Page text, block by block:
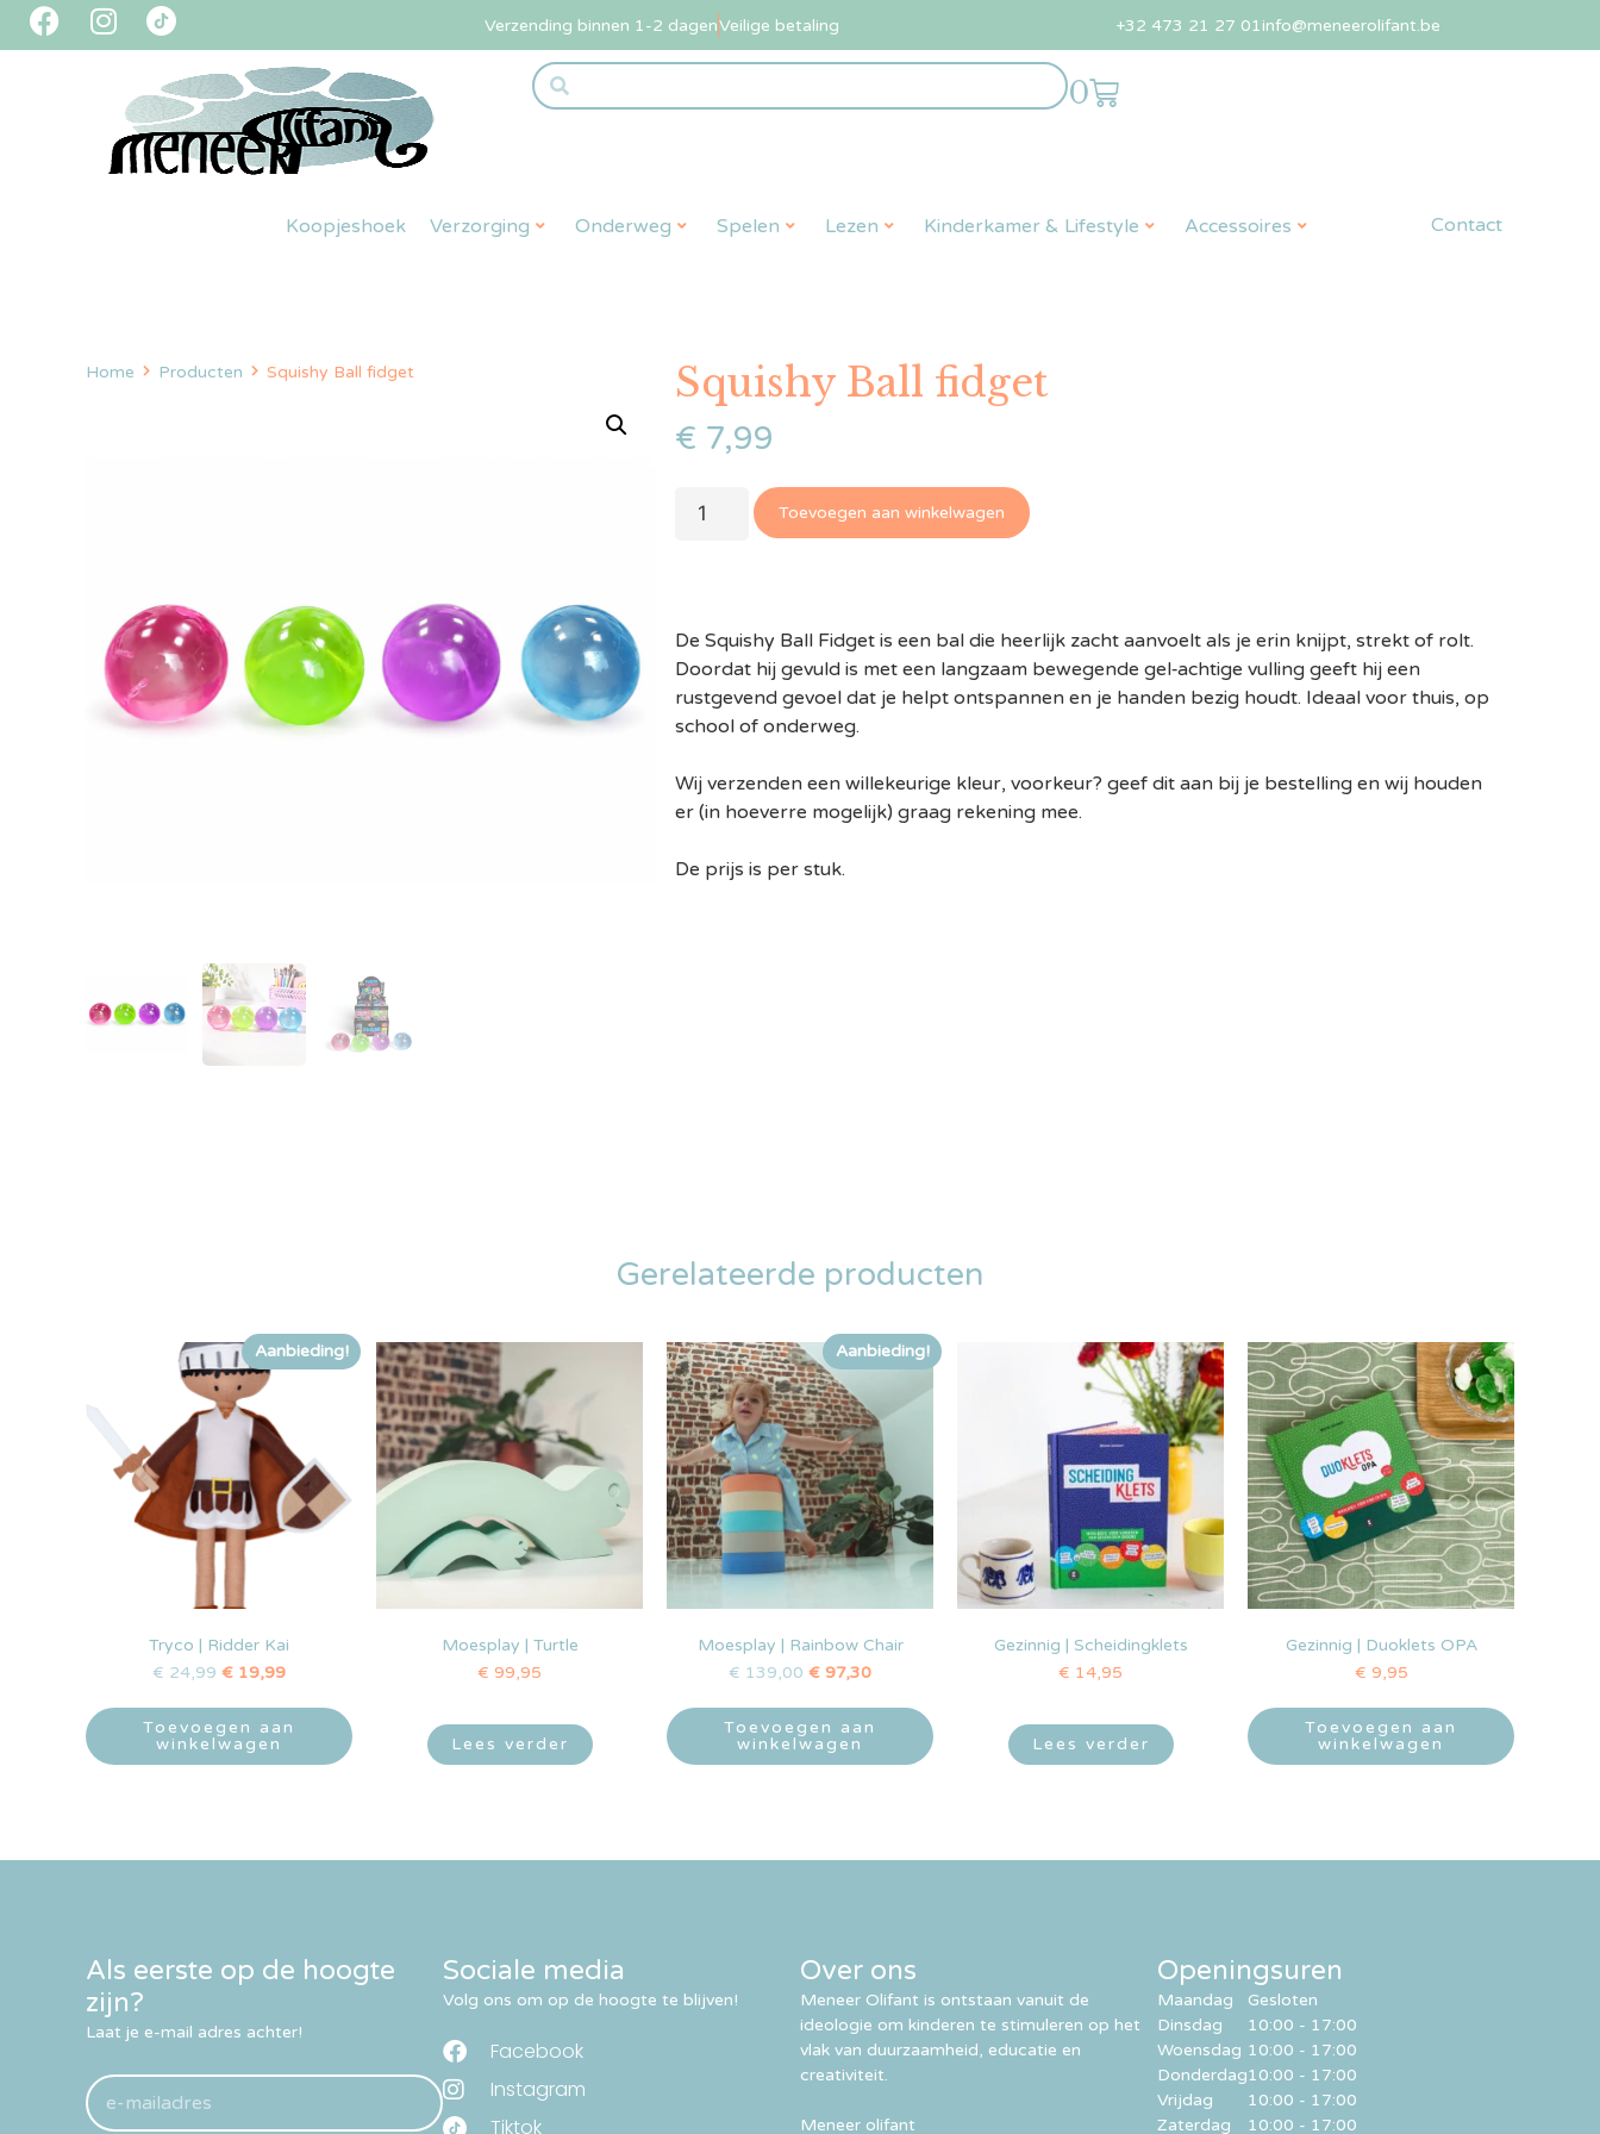
Verzending binnen 1-2 dagenVeilige betaling +32 473 21 27 01info@meneerolifant.be
0
Koopjeshoek Verzorging Onderweg Spelen Lezen Kinderkamer & Lifestyle Accessoires Contact
Home Producten Squishy Ball fidget Squishy Ball fidget
€ 7,99
Toevoegen aan winkelwagen
De Squishy Ball Fidget is een bal die heerlijk zacht aanvoelt als je erin knijpt, strekt of rolt.
Doordat hij gevuld is met een langzaam bewegende gel‑achtige vulling geeft hij een
rustgevend gevoel dat je helpt ontspannen en je handen bezig houdt. Ideaal voor thuis, op
school of onderweg.
Wij verzenden een willekeurige kleur, voorkeur? geef dit aan bij je bestelling en wij houden
er (in hoeverre mogelijk) graag rekening mee.
De prijs is per stuk.
Gerelateerde producten
Aanbieding!
Tryco | Ridder Kai
€ 24,99 € 19,99
Toevoegen aan
winkelwagen
Moesplay | Turtle
€ 99,95
Lees verder
Aanbieding!
Moesplay | Rainbow Chair
€ 139,00 € 97,30
Toevoegen aan
winkelwagen
Gezinnig | Scheidingklets
€ 14,95
Lees verder
Gezinnig | Duoklets OPA
€ 9,95
Toevoegen aan
winkelwagen
Als eerste op de hoogte
zijn?
Laat je e-mail adres achter!
Sociale media
Volg ons om op de hoogte te blijven!
Facebook
Instagram
Tiktok
Over ons
Meneer Olifant is ontstaan vanuit de
ideologie om kinderen te stimuleren op het
vlak van duurzaamheid, educatie en
creativiteit.
Meneer olifant
Openingsuren
Maandag
Dinsdag
Woensdag
Donderdag
Vrijdag
Zaterdag
Gesloten
10:00 - 17:00
10:00 - 17:00
10:00 - 17:00
10:00 - 17:00
10:00 - 17:00